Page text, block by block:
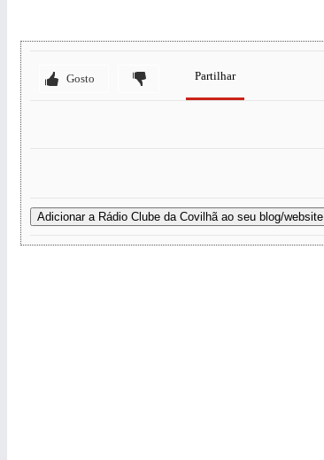
Gosto Partilhar
Adicionar a Rádio Clube da Covilhã ao seu blog/website